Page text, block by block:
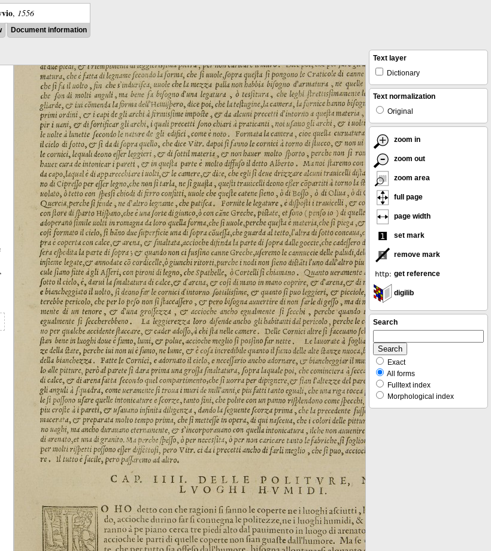
, 1556
Document information
Text layer
Dictionary
Text normalization
Original
zoom in
zoom out
zoom area
full page
page width
set mark
remove mark
get reference
digilib
Search
Exact
All forms
Fulltext index
Morphological index